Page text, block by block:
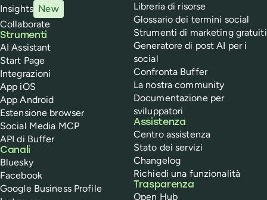
Insights New
Collaborate
Strumenti
AI Assistant
Start Page
Integrazioni
App iOS
App Android
Estensione browser
Social Media MCP
API di Buffer
Canali
Bluesky
Facebook
Google Business Profile
Libreria di risorse
Glossario dei termini social
Strumenti di marketing gratuiti
Generatore di post AI per i
social
Confronta Buffer
La nostra community
Documentazione per
sviluppatori
Assistenza
Centro assistenza
Stato dei servizi
Changelog
Richiedi una funzionalità
Trasparenza
Open Hub